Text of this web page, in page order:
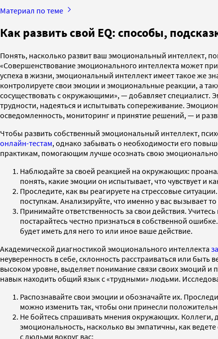
Материал по теме
Как развить свой EQ: способы,
Понять, насколько развит ваш эмоциональный интеллект,
«Совершенствование эмоционального интеллекта может
успеха в жизни, эмоциональный интеллект имеет такое же
контролируете свои эмоции и эмоциональные реакции, а
сосуществовать с окружающими», — добавляет специалист.
трудности, надеяться и испытывать сопереживание.
осведомленность, мониторинг и принятие решений, — и
Чтобы развить собственный эмоциональный интеллект,
онлайн-тестам, однако забывать о необходимости его
практикам, помогающим лучше осознать свою
Наблюдайте за своей реакцией на окружающих:
понять, какие эмоции он испытывает, что чувствует и
Проследите, как вы реагируете на стрессовые
поступкам. Анализируйте, что именно у вас вызывает
Принимайте ответственность за свои действия.
постарайтесь честно признаться в собственной
будет иметь для него то или иное ваше действие.
Академической диагностикой эмоционального интеллекта
неуверенность в себе, склонность расстраиваться или
высоком уровне, выделяет понимание связи своих эмоций и
навык находить общий язык с «трудными» людьми.
Распознавайте свои эмоции и обозначайте их.
можно изменить так, чтобы они принесли
Не бойтесь спрашивать мнения окружающих. Коллеги,
эмоциональность, насколько вы эмпатичны, как
с людьми вокруг вас;